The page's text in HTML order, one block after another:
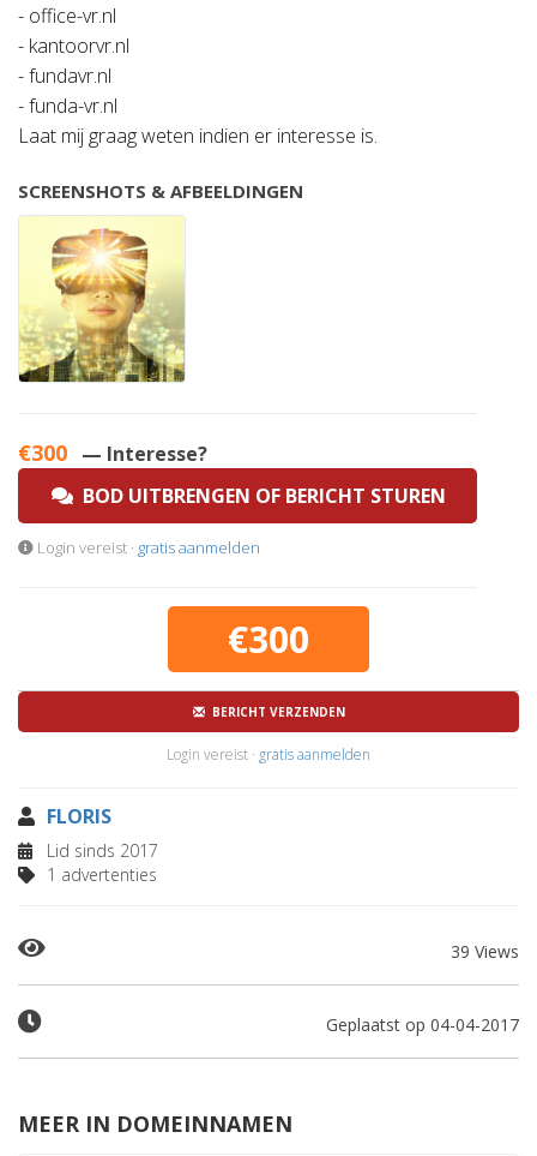
- office-vr.nl
- kantoorvr.nl
- fundavr.nl
- funda-vr.nl
Laat mij graag weten indien er interesse is.
SCREENSHOTS & AFBEELDINGEN
€300 — Interesse?
BOD UITBRENGEN OF BERICHT STUREN
Login vereist · gratis aanmelden
€300
BERICHT VERZENDEN
Login vereist · gratis aanmelden
FLORIS
Lid sinds 2017
1 advertenties
39 Views
Geplaatst op 04-04-2017
MEER IN DOMEINNAMEN